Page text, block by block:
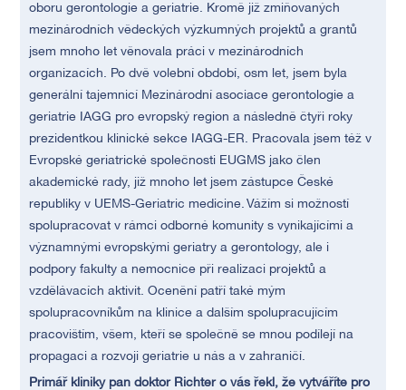
oboru gerontologie a geriatrie. Kromě již zmiňovaných
mezinárodních vědeckých výzkumných projektů a grantů
jsem mnoho let věnovala práci v mezinárodních
organizacích. Po dvě volební období, osm let, jsem byla
generální tajemnicí Mezinárodní asociace gerontologie a
geriatrie IAGG pro evropský region a následně čtyři roky
prezidentkou klinické sekce IAGG-ER. Pracovala jsem též v
Evropské geriatrické společnosti EUGMS jako člen
akademické rady, již mnoho let jsem zástupce České
republiky v UEMS-Geriatric medicine. Vážím si možností
spolupracovat v rámci odborné komunity s vynikajícími a
významnými evropskými geriatry a gerontology, ale i
podpory fakulty a nemocnice při realizaci projektů a
vzdělávacích aktivit. Ocenění patří také mým
spolupracovníkům na klinice a dalším spolupracujícím
pracovištím, všem, kteří se společně se mnou podílejí na
propagaci a rozvoji geriatrie u nás a v zahraničí.
Primář kliniky pan doktor Richter o vás řekl, že vytváříte pro